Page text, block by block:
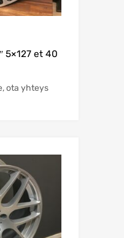
5×127 et 40
ota yhteys